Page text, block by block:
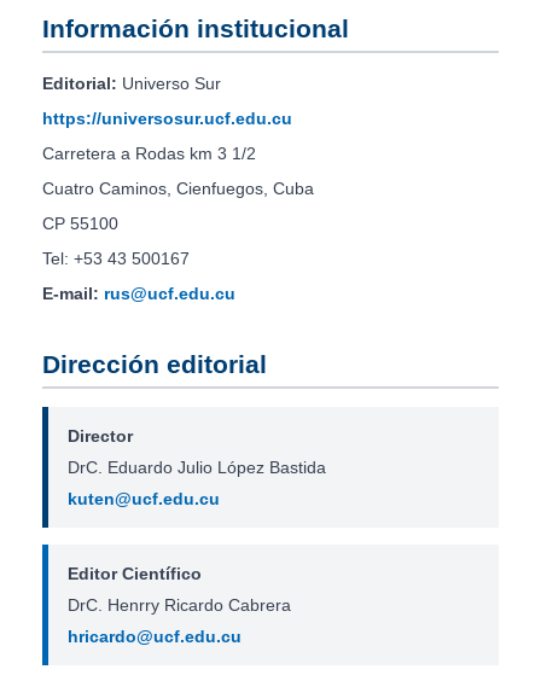
Información institucional
Editorial: Universo Sur
https://universosur.ucf.edu.cu
Carretera a Rodas km 3 1/2
Cuatro Caminos, Cienfuegos, Cuba
CP 55100
Tel: +53 43 500167
E-mail: rus@ucf.edu.cu
Dirección editorial
Director
DrC. Eduardo Julio López Bastida
kuten@ucf.edu.cu
Editor Científico
DrC. Henrry Ricardo Cabrera
hricardo@ucf.edu.cu